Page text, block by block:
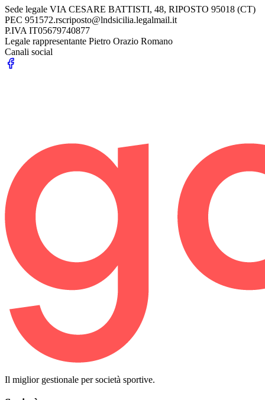
Sede legale VIA CESARE BATTISTI, 48, RIPOSTO 95018 (CT)
PEC 951572.rscriposto@lndsicilia.legalmail.it
P.IVA IT05679740877
Legale rappresentante Pietro Orazio Romano
Canali social
Il miglior gestionale per società sportive.